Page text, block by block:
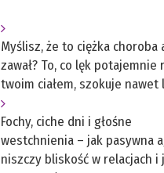
Myślisz, że to ciężka choroba
zawał? To, co lęk potajemnie
twoim ciałem, szokuje nawet
Fochy, ciche dni i głośne
westchnienia – jak pasywna
niszczy bliskość w relacjach i